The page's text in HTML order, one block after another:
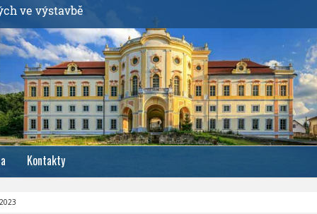
ve výstavbě
Kontakty